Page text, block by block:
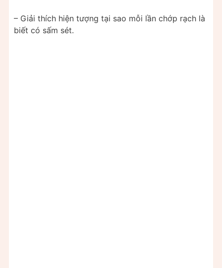
– Giải thích hiện tượng tại sao mỗi lần chớp rạch là
biết có sấm sét.